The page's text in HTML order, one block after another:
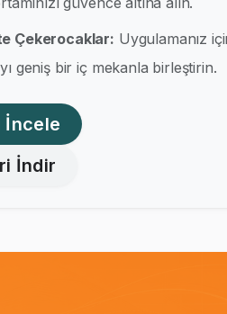
Çekerocaklar: Uygulamanız
geniş bir iç mekanla birleştirin.
İncele
İndir